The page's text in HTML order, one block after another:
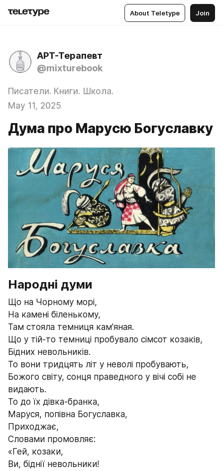
About Teletype Join
АРТ-Терапевт
@mixturebook
Писатели. Книги. Школа.
May 11, 2025
Дума про Марусю Богуславку
Народні думи
Що на Чорному морі,
На камені біленькому,
Там стояла темниця кам'яная.
Що у тій-то темниці пробувало сімсот козаків,
Бідних невольників.
То вони тридцять літ у неволі пробувають,
Божого світу, сонця праведного у вічі собі не
видають.
То до їх дівка-бранка,
Маруся, попівна Богуславка,
Приходжає,
Словами промовляє:
«Гей, козаки,
Ви, біднії невольники!